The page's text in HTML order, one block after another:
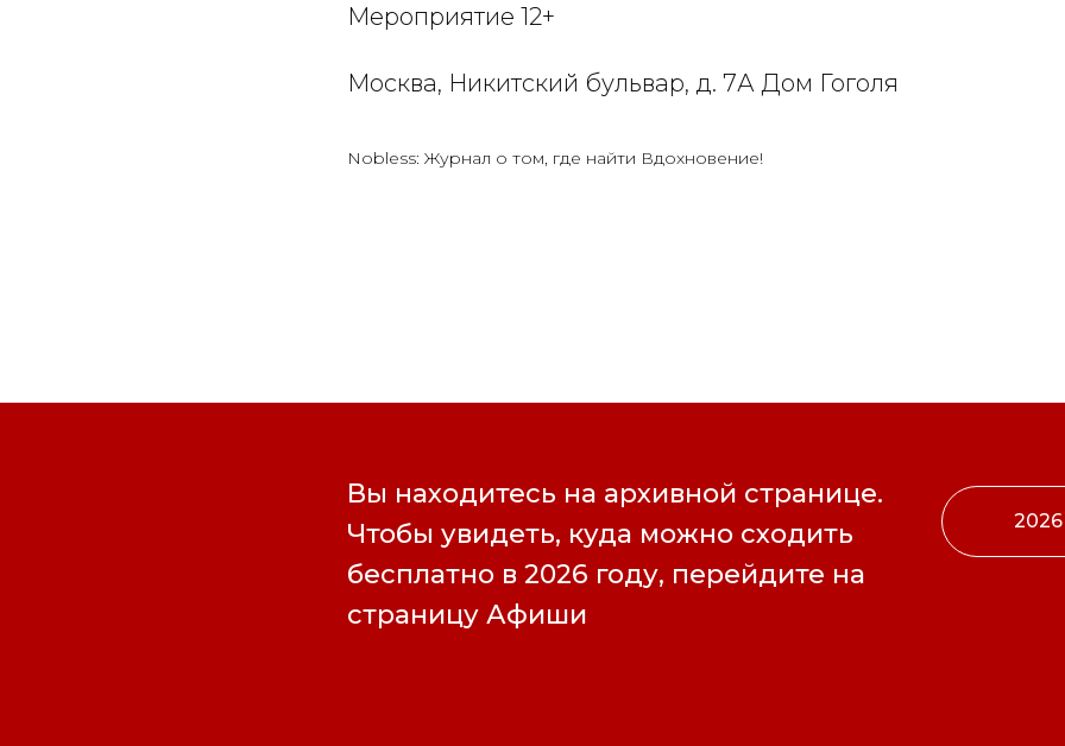
Мероприятие 12+
Москва, Никитский бульвар, д. 7А Дом Гоголя
Nobless: Журнал о том, где найти Вдохновение!
Вы находитесь на архивной странице.
Чтобы увидеть, куда можно сходить
бесплатно в 2026 году, перейдите на
страницу Афиши
2026